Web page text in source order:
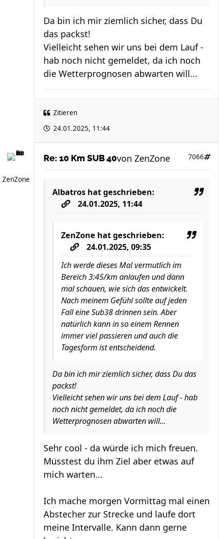
Da bin ich mir ziemlich sicher, dass Du
das packst!
Vielleicht sehen wir uns bei dem Lauf -
hab noch nicht gemeldet, da ich noch
die Wetterprognosen abwarten will...
Zitieren
24.01.2025, 11:44
ZenZone
Re: 10 Km SUB 40 7066
von ZenZone
Albatros hat geschrieben:
24.01.2025, 11:44
ZenZone hat geschrieben:
24.01.2025, 09:35
Ich werde dieses Mal vermutlich im
Bereich 3:45/km anlaufen und dann
mal schauen, wie sich das entwickelt.
Nach meinem Gefühl sollte auf jeden
Fall eine Sub38 drinnen sein. Aber
natürlich kann in so einem Rennen
immer viel passieren und auch die
Tagesform ist entscheidend.
Da bin ich mir ziemlich sicher, dass Du das
packst!
Vielleicht sehen wir uns bei dem Lauf - hab
noch nicht gemeldet, da ich noch die
Wetterprognosen abwarten will...
Sehr cool - da würde ich mich freuen.
Müsstest du ihm Ziel aber etwas auf
mich warten...
Ich mache morgen Vormittag mal einen
Abstecher zur Strecke und laufe dort
meine Intervalle. Kann dann gerne